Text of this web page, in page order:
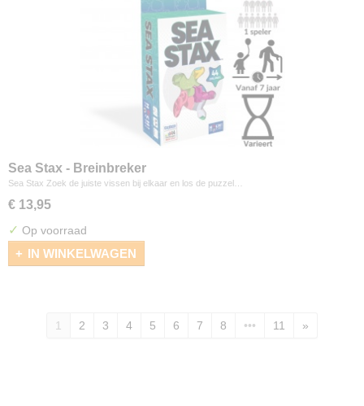
Sea Stax - Breinbreker
Sea Stax Zoek de juiste vissen bij elkaar en los de puzzel…
€ 13,95
✓ Op voorraad
IN WINKELWAGEN
1 2 3 4 5 6 7 8 ••• 11 »